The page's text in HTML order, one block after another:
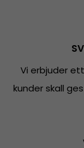
Vi erbjuder
kunder skall